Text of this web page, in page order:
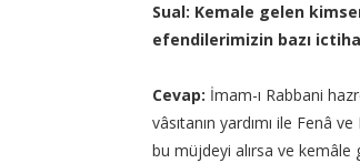
Sual: Kemale gelen
efendilerimizin bazı
Cevap: İmam-ı Rabbani
vâsıtanın yardımı ile Fenâ
bu müjdeyi alırsa ve